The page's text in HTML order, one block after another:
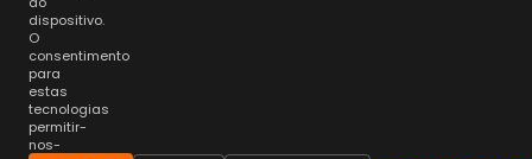
dispositivo.
O
consentimento
para
estas
tecnologias
permitir-
nos-